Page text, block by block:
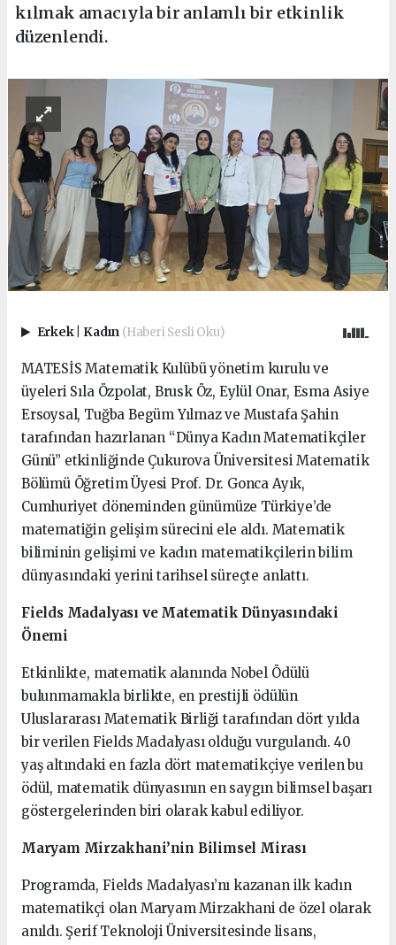
kılmak amacıyla bir anlamlı bir etkinlik
düzenlendi.
Erkek Kadın (Haberi Sesli Oku)
MATESİS Matematik Kulübü yönetim kurulu ve
üyeleri Sıla Özpolat, Brusk Öz, Eylül Onar, Esma Asiye
Ersoysal, Tuğba Begüm Yılmaz ve Mustafa Şahin
tarafından hazırlanan “Dünya Kadın Matematikçiler
Günü” etkinliğinde Çukurova Üniversitesi Matematik
Bölümü Öğretim Üyesi Prof. Dr. Gonca Ayık,
Cumhuriyet döneminden günümüze Türkiye’de
matematiğin gelişim sürecini ele aldı. Matematik
biliminin gelişimi ve kadın matematikçilerin bilim
dünyasındaki yerini tarihsel süreçte anlattı.
Fields Madalyası ve Matematik Dünyasındaki
Önemi
Etkinlikte, matematik alanında Nobel Ödülü
bulunmamakla birlikte, en prestijli ödülün
Uluslararası Matematik Birliği tarafından dört yılda
bir verilen Fields Madalyası olduğu vurgulandı. 40
yaş altındaki en fazla dört matematikçiye verilen bu
ödül, matematik dünyasının en saygın bilimsel başarı
göstergelerinden biri olarak kabul ediliyor.
Maryam Mirzakhani’nin Bilimsel Mirası
Programda, Fields Madalyası’nı kazanan ilk kadın
matematikçi olan Maryam Mirzakhani de özel olarak
anıldı. Şerif Teknoloji Üniversitesinde lisans,